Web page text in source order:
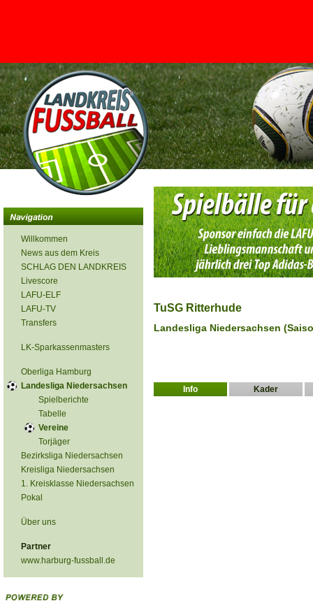
<
Willkommen
News aus dem Kreis
SCHLAG DEN LANDKREIS
Livescore
LAFU-ELF
LAFU-TV
Transfers
LK-Sparkassenmasters
Oberliga Hamburg
Landesliga Niedersachsen
Spielberichte
Tabelle
Vereine
Torjäger
Bezirksliga Niedersachsen
Kreisliga Niedersachsen
1. Kreisklasse Niedersachsen
Pokal
Über uns
Partner
www.harburg-fussball.de
TuSG Ritterhude
Landesliga Niedersachsen
Info Kader